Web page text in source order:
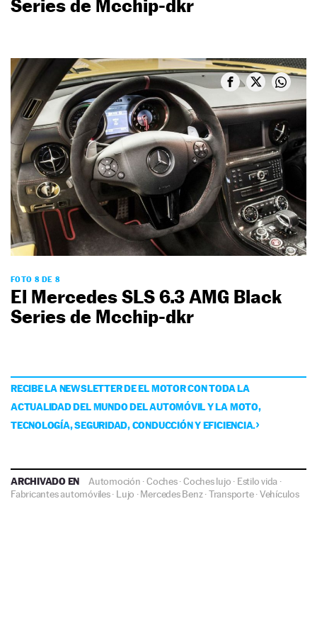
Series de Mcchip-dkr
FOTO 8 DE 8
El Mercedes SLS 6.3 AMG Black
Series de Mcchip-dkr
RECIBE LA NEWSLETTER DE EL MOTOR CON TODA LA
ACTUALIDAD DEL MUNDO DEL AUTOMÓVIL Y LA MOTO,
TECNOLOGÍA, SEGURIDAD, CONDUCCIÓN Y EFICIENCIA.
ARCHIVADO EN Automoción ·Coches·Coches lujo · Estilo vida ·
Fabricantes automóviles· Lujo ·Mercedes Benz·Transporte·Vehículos